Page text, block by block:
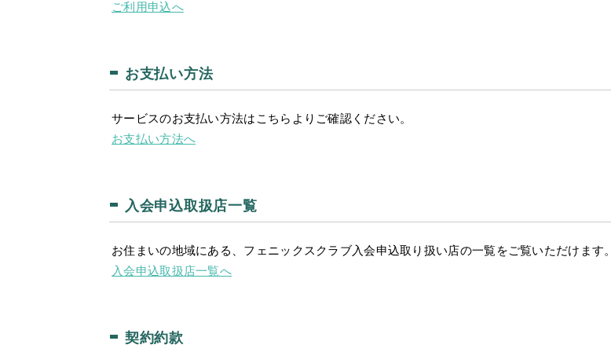
ご利用申込へ
お支払い方法
サービスのお支払い方法はこちらよりご確認ください。
お支払い方法へ
入会申込取扱店一覧
お住まいの地域にある、フェニックスクラブ入会申込取り扱い店の一覧をご覧いただけます。
入会申込取扱店一覧へ
契約約款